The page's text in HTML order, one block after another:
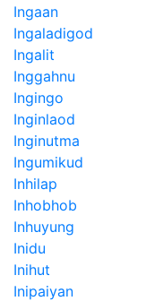
Ingaan
Ingaladigod
Ingalit
Inggahnu
Ingingo
Inginlaod
Inginutma
Ingumikud
Inhilap
Inhobhob
Inhuyung
Inidu
Inihut
Inipaiyan